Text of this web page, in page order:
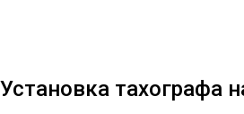
Установка тахографа